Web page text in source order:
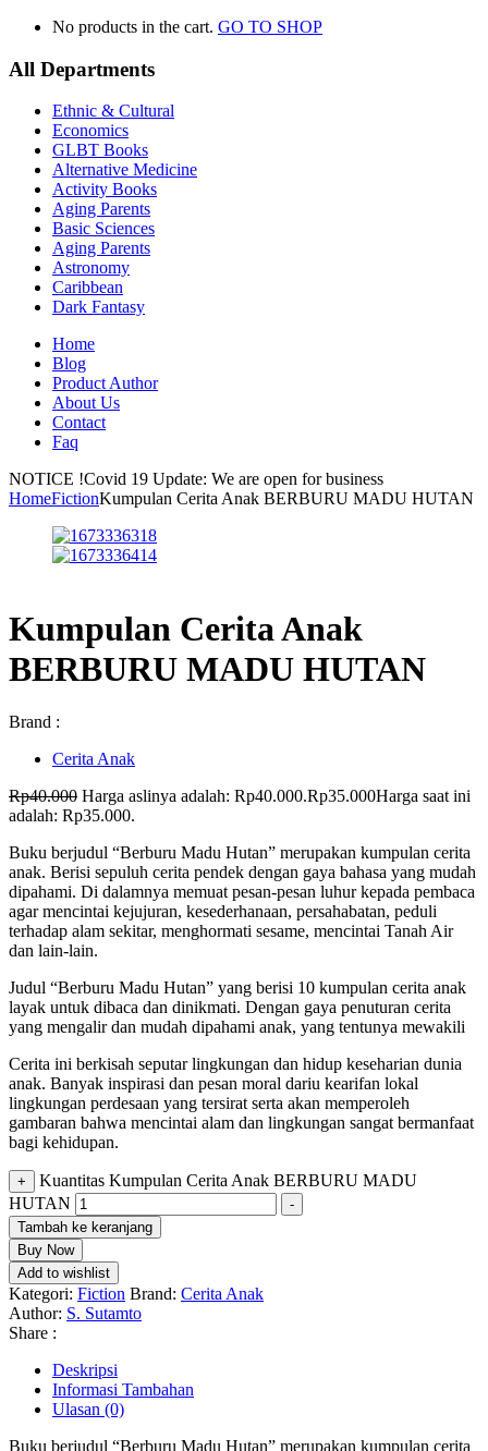
No products in the cart. GO TO SHOP
All Departments
Ethnic & Cultural
Economics
GLBT Books
Alternative Medicine
Activity Books
Aging Parents
Basic Sciences
Aging Parents
Astronomy
Caribbean
Dark Fantasy
Home
Blog
Product Author
About Us
Contact
Faq
NOTICE !Covid 19 Update: We are open for business
HomeFictionKumpulan Cerita Anak BERBURU MADU HUTAN
Kumpulan Cerita Anak
BERBURU MADU HUTAN
Brand :
Cerita Anak
Rp40.000 Harga aslinya adalah: Rp40.000.Rp35.000Harga saat ini
adalah: Rp35.000.
Buku berjudul “Berburu Madu Hutan” merupakan kumpulan cerita
anak. Berisi sepuluh cerita pendek dengan gaya bahasa yang mudah
dipahami. Di dalamnya memuat pesan-pesan luhur kepada pembaca
agar mencintai kejujuran, kesederhanaan, persahabatan, peduli
terhadap alam sekitar, menghormati sesame, mencintai Tanah Air
dan lain-lain.
Judul “Berburu Madu Hutan” yang berisi 10 kumpulan cerita anak
layak untuk dibaca dan dinikmati. Dengan gaya penuturan cerita
yang mengalir dan mudah dipahami anak, yang tentunya mewakili
Cerita ini berkisah seputar lingkungan dan hidup keseharian dunia
anak. Banyak inspirasi dan pesan moral dariu kearifan lokal
lingkungan perdesaan yang tersirat serta akan memperoleh
gambaran bahwa mencintai alam dan lingkungan sangat bermanfaat
bagi kehidupan.
+
Kuantitas Kumpulan Cerita Anak BERBURU MADU
HUTAN
-
Tambah ke keranjang
Buy Now
Add to wishlist
Kategori: Fiction Brand: Cerita Anak
Author: S. Sutamto
Share :
Deskripsi
Informasi Tambahan
Ulasan (0)
Buku berjudul “Berburu Madu Hutan” merupakan kumpulan cerita